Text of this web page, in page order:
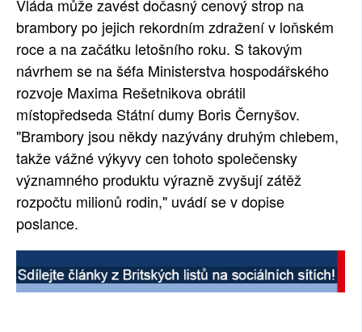
SOCIÁLNÍ SÍTĚ
RUBRIKY
PLNÁ VERZE STRÁNEK
Vláda může zavést dočasný cenový strop na
brambory po jejich rekordním zdražení v loňském
roce a na začátku letošního roku. S takovým
návrhem se na šéfa Ministerstva hospodářského
rozvoje Maxima Rešetnikova obrátil
místopředseda Státní dumy Boris Černyšov.
"Brambory jsou někdy nazývány druhým chlebem,
takže vážné výkyvy cen tohoto společensky
významného produktu výrazně zvyšují zátěž
rozpočtu milionů rodin," uvádí se v dopise
poslance.